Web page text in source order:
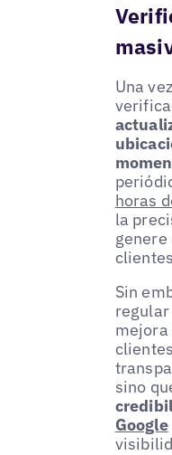
Una
horas
la
genere
Sin
mejora
sino
Google